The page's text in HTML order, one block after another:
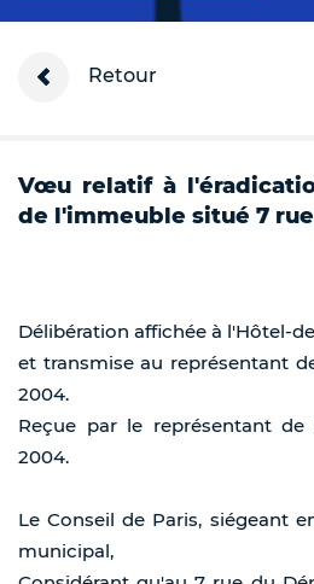
Retour
Vœu relatif à
de l'immeuble situé 7
Délibération affichée à l'Hôtel-
et transmise au représentant
2004.
Reçue par le représentant
2004.
Le Conseil de Paris, siégeant
municipal,